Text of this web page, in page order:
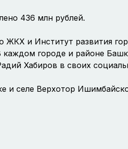
436 млн рублей.
и Институт развития
городе и районе
Хабиров в своих
и селе Верхотор